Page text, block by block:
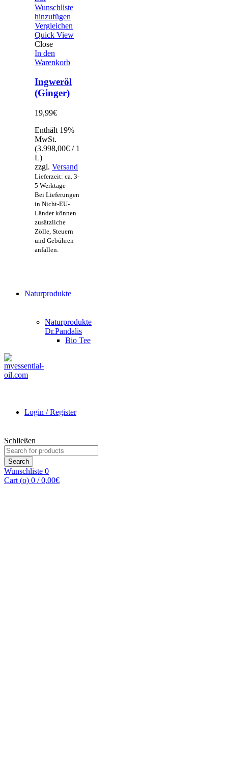
Wunschliste
hinzufügen
Vergleichen
Quick View
Close
In den
Warenkorb
Ingweröl
(Ginger)
19,99€
Enthält 19%
MwSt.
(3.998,00€ / 1
L)
zzgl. Versand
Lieferzeit: ca. 3-
5 Werktage
Bei Lieferungen
in Nicht-EU-
Länder können
zusätzliche
Zölle, Steuern
und Gebühren
anfallen.
Naturprodukte
Naturprodukte
Dr.Pandalis
Bio Tee
Login / Register
Schließen
Search
for:
Search
Wunschliste 0
Cart (o) 0 / 0,00€